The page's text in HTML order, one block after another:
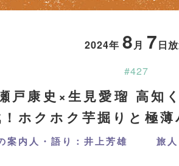
2024年 8月 7日
#427
戸康史×生見愛瑠 高知
ホクホク芋掘りと極
案内人・語り：井上芳雄 旅